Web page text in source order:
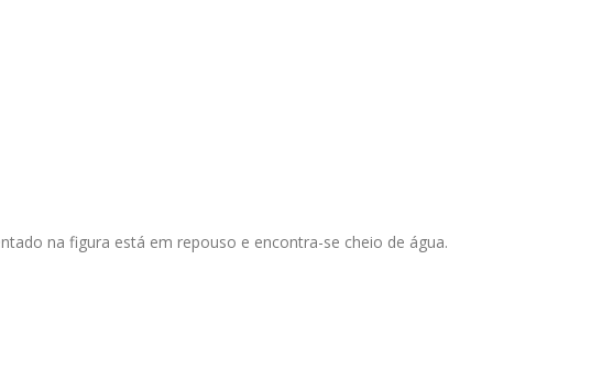
na figura está em repouso e encontra-se cheio de água.